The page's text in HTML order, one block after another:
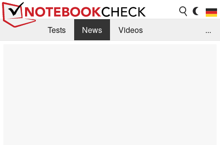
Tests News
Videos
...